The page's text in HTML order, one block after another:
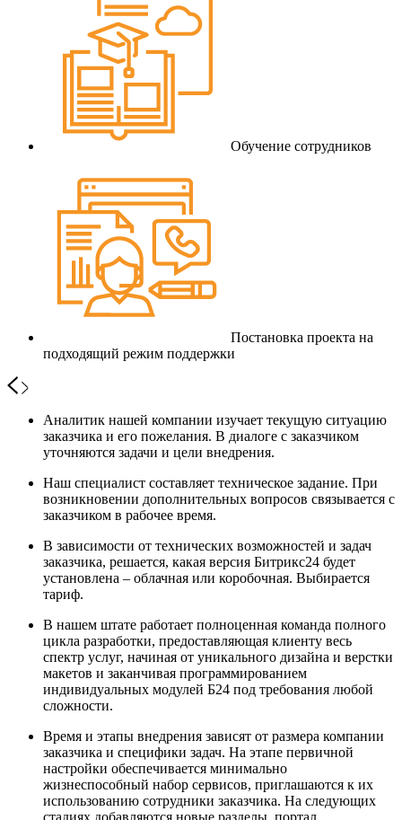
Обучение сотрудников
Постановка проекта на
подходящий режим поддержки
Аналитик нашей компании изучает текущую ситуацию
заказчика и его пожелания. В диалоге с заказчиком
уточняются задачи и цели внедрения.
Наш специалист составляет техническое задание. При
возникновении дополнительных вопросов связывается с
заказчиком в рабочее время.
В зависимости от технических возможностей и задач
заказчика, решается, какая версия Битрикс24 будет
установлена – облачная или коробочная. Выбирается
тариф.
В нашем штате работает полноценная команда полного
цикла разработки, предоставляющая клиенту весь
спектр услуг, начиная от уникального дизайна и верстки
макетов и заканчивая программированием
индивидуальных модулей Б24 под требования любой
сложности.
Время и этапы внедрения зависят от размера компании
заказчика и специфики задач. На этапе первичной
настройки обеспечивается минимально
жизнеспособный набор сервисов, приглашаются к их
использованию сотрудники заказчика. На следующих
стадиях добавляются новые разделы, портал